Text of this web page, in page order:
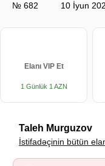
№ 682 10 İyun
Elanı VIP Et
1 Günlük 1 AZN
Taleh Murguzov
İstifadəçinin bütün